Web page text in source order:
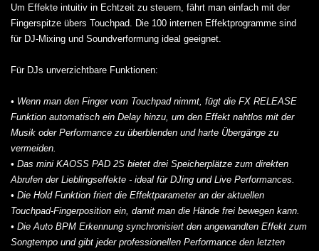
Um Effekte intuitiv in Echtzeit zu steuern, fährt man einfach mit der
Fingerspitze übers Touchpad. Die 100 internen Effektprogramme sind
für DJ-Mixing und Soundverformung ideal geeignet.
Für DJs unverzichtbare Funktionen:
• Wenn man den Finger vom Touchpad nimmt, fügt die FX RELEASE
Funktion automatisch ein Delay hinzu, um den Effekt nahtlos mit der
Musik oder Performance zu überblenden und harte Übergänge zu
vermeiden.
• Das mini KAOSS PAD 2S bietet drei Speicherplätze zum direkten
Abrufen der Lieblingseffekte - ideal für DJing und Live Performances.
• Die Hold Funktion friert die Effektparameter an der aktuellen
Touchpad-Fingerposition ein, damit man die Hände frei bewegen kann.
• Die Auto BPM Erkennung synchronisiert den angewandten Effekt zum
Songtempo und gibt jeder professionellen Performance den letzten